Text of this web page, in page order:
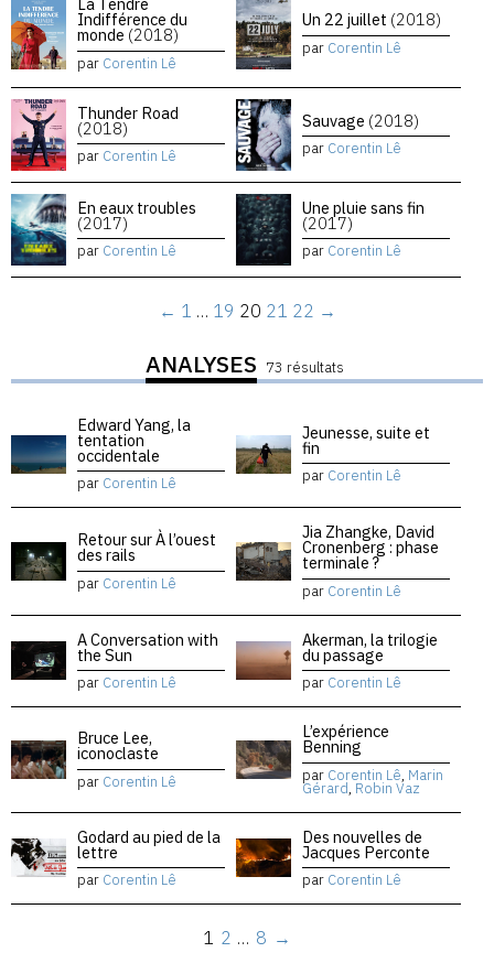
Indifférence du
monde (2018)
par Corentin Lê
Un 22 juillet (2018)
par Corentin Lê
Thunder Road
(2018)
par Corentin Lê
Sauvage (2018)
par Corentin Lê
En eaux troubles
(2017)
par Corentin Lê
Une pluie sans fin
(2017)
par Corentin Lê
← 1 … 19 20 21 22 →
ANALYSES 73 résultats
Edward Yang, la
tentation
occidentale
par Corentin Lê
Jeunesse, suite et
fin
par Corentin Lê
Retour sur À l’ouest
des rails
par Corentin Lê
Jia Zhangke, David
Cronenberg : phase
terminale ?
par Corentin Lê
A Conversation with
the Sun
par Corentin Lê
Akerman, la trilogie
du passage
par Corentin Lê
Bruce Lee,
iconoclaste
par Corentin Lê
L’expérience
Benning
par Corentin Lê, Marin
Gérard, Robin Vaz
Godard au pied de la
lettre
par Corentin Lê
Des nouvelles de
Jacques Perconte
par Corentin Lê
1 2 … 8 →